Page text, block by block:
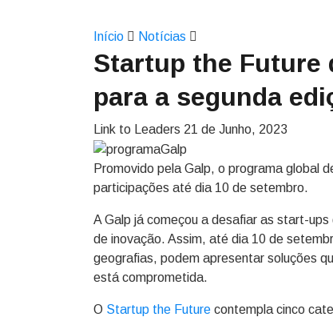
Início Notícias
Startup the Future
para a segunda
Link to Leaders 21 de Junho, 2023
Promovido pela Galp, o programa global
participações até dia 10 de setembro.
A Galp já começou a desafiar as start-
de inovação. Assim, até dia 10 de
geografias, podem apresentar soluções
está comprometida.
O Startup the Future contempla cinco